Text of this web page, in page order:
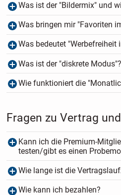
Was ist der "Bildermix" und
Was bringen mir "Favoriten
Was bedeutet "Werbefreiheit
Was ist der "diskrete Modus"?
Wie funktioniert die
Fragen zu Vertrag
Kann ich die Premium-
testen/gibt es einen
Wie lange ist die
Wie kann ich bezahlen?